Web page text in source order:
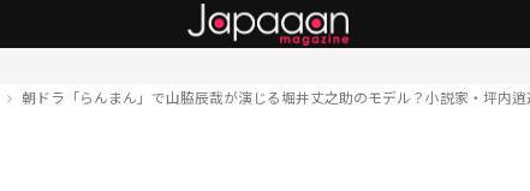
朝ドラ「らんまん」で山脇辰哉が演じる堀井丈之助のモデル？小説家・坪内